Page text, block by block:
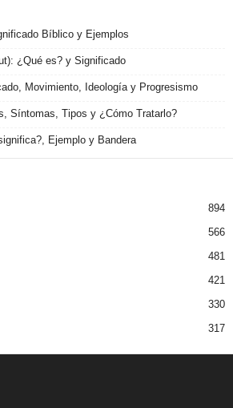
Bíblico y Ejemplos
¿Qué es? y Significado
Movimiento, Ideología y Progresismo
Síntomas, Tipos y ¿Cómo Tratarlo?
Ejemplo y Bandera
894
566
481
421
330
317